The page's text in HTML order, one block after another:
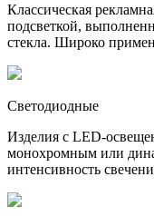
Классическая
подсветкой,
стекла. Широко
Светодиодные
Изделия с LED-
монохромным или
интенсивность